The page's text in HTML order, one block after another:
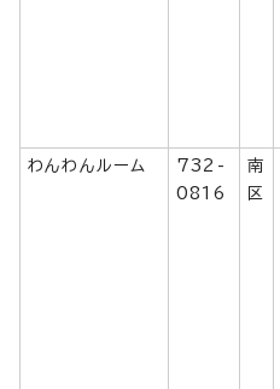
わんわんルーム
732-
0816
南
区